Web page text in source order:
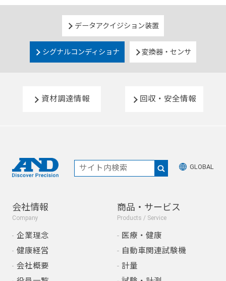
データアクイジション装置
シグナルコンディショナ 変換器・センサ
資材調達情報 回収・安全情報
GLOBAL
会社情報
Company
企業理念
健康経営
会社概要
商品・サービス
Products / Service
医療・健康
自動車関連試験機
計量